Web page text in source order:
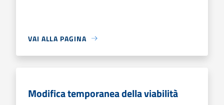
VAI ALLA PAGINA
Modifica temporanea della viabilità